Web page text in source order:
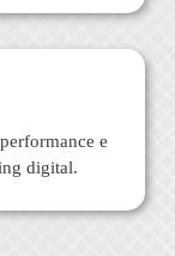
e
digital.